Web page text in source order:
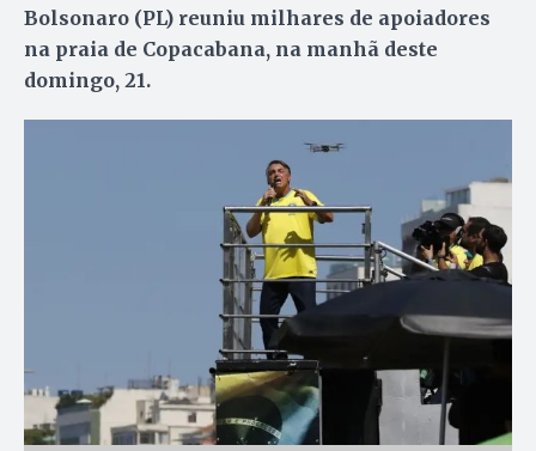
Bolsonaro (PL) reuniu milhares de apoiadores
na praia de Copacabana, na manhã deste
domingo, 21.